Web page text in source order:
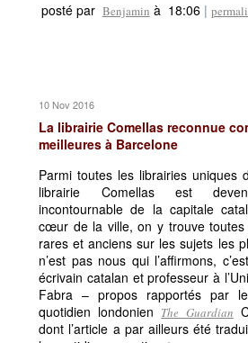
posté par Benjamin à 18:06|
10 Nov 2016
La librairie Comellas reconnue
meilleures à Barcelone
Parmi toutes les librairies uniques
librairie Comellas est
incontournable de la capitale
cœur de la ville, on y trouve toutes
rares et anciens sur les sujets les
n’est pas nous qui l’affirmons,
écrivain catalan et professeur à
Fabra – propos rapportés par
quotidien londonien The Guardian
dont l’article a par ailleurs été